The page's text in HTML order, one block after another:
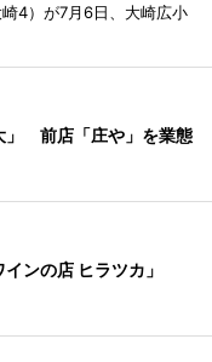
4）が7月6日、大崎広小
」 前店「庄や」を業態
インの店 ヒラツカ」